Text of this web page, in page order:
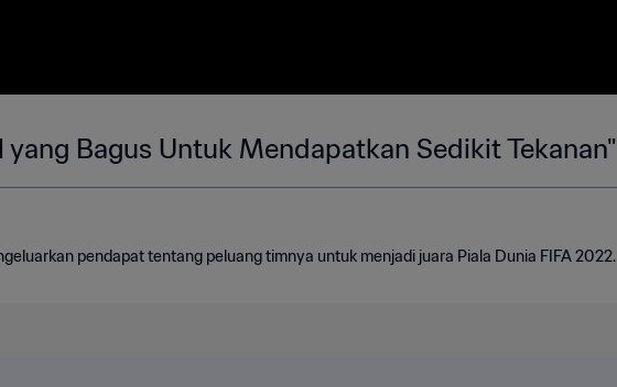
yang Bagus Untuk Mendapatkan Sedikit Tekanan"
pendapat tentang peluang timnya untuk menjadi juara Piala Dunia FIFA 2022.